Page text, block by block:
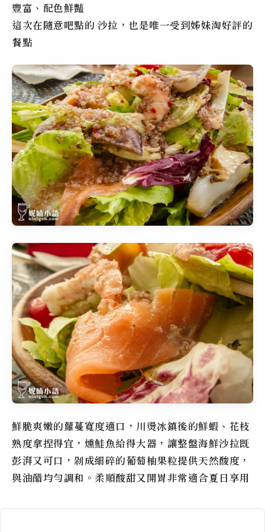
豐富、配色鮮豔
這次在隨意吧點的 沙拉，也是唯一受到姊妹淘好評的
餐點
鮮脆爽嫩的蘿蔓寬度適口，川燙冰鎮後的鮮蝦、花枝
熟度拿捏得宜，燻鮭魚給得大器，讓整盤海鮮沙拉既
彭湃又可口，剁成細碎的葡萄柚果粒提供天然酸度，
與油醋均勻調和。柔順酸甜又開胃非常適合夏日享用